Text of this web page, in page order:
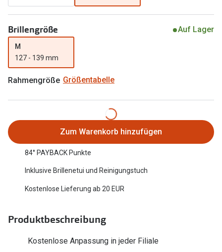
Alle Brillen Ratgeber
Angebote
Brillen 2 für 1
20% auf selbsttönende Gläser
Back to School: 50% auf die zweite Kinderbrille
Nuance Audio Brille
Ray-Ban Meta
Oakley Meta
Brillentrends 2026
Oakley
Zubehör
Brillengröße Auf Lager
M
127 - 139 mm
Rahmengröße Größentabelle
Zum Warenkorb hinzufügen
84° PAYBACK Punkte
Inklusive Brillenetui und Reinigungstuch
Kostenlose Lieferung ab 20 EUR
Produktbeschreibung
Kostenlose Anpassung in jeder Filiale